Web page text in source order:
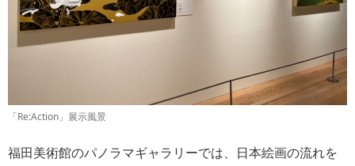
「Re:Action」展示風景
福田美術館のパノラマギャラリーでは、日本絵画の流れを